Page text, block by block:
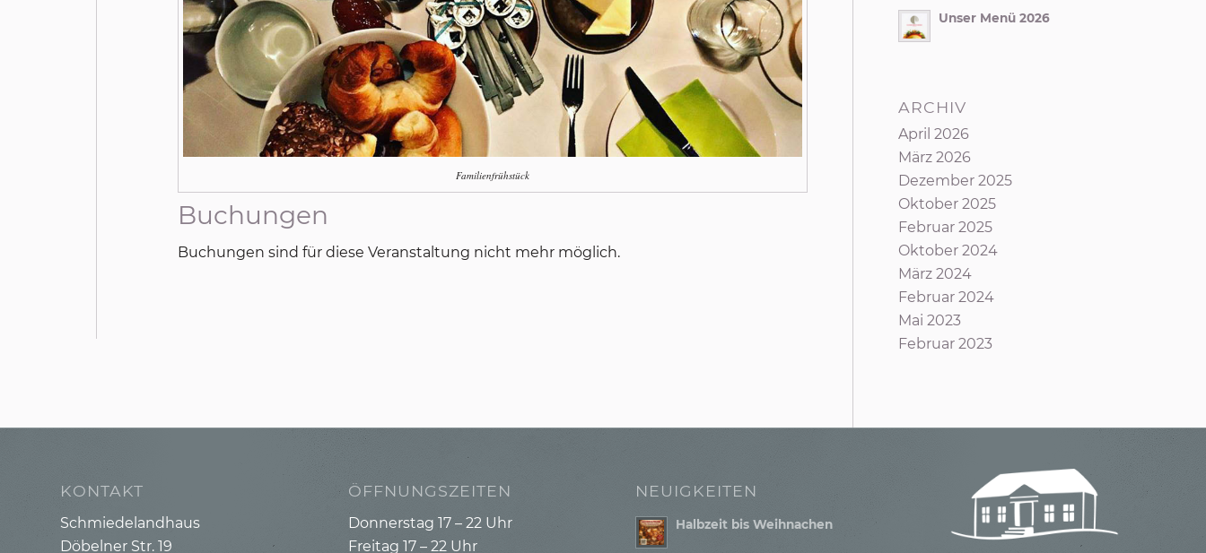
Familienfrühstück
Buchungen
Buchungen sind für diese Veranstaltung nicht mehr möglich.
Unser Menü 2026
ARCHIV
April 2026
März 2026
Dezember 2025
Oktober 2025
Februar 2025
Oktober 2024
März 2024
Februar 2024
Mai 2023
Februar 2023
KONTAKT
Schmiedelandhaus
Döbelner Str. 19
ÖFFNUNGSZEITEN
Donnerstag 17 – 22 Uhr
Freitag 17 – 22 Uhr
NEUIGKEITEN
Halbzeit bis Weihnachen